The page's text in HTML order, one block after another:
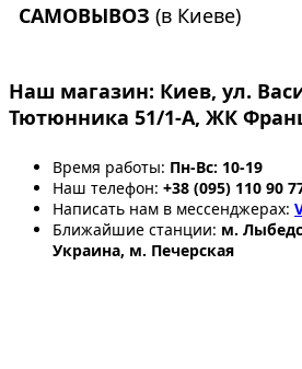
САМОВЫВОЗ (в Киеве)
Наш магазин: Киев, ул.
Тютюнника 51/1-А, ЖК
Время работы: Пн-Вс: 10-19
Наш телефон: +38 (095) 110 90
Написать нам в мессенджерах:
Ближайшие станции: м.
Украина, м. Печерская